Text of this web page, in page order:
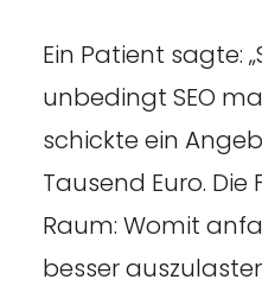
Ein Patient sagte:
unbedingt SEO
schickte ein
Tausend Euro.
Raum: Womit
besser